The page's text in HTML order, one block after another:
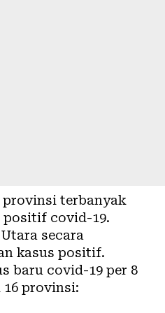
terbanyak
positif covid-19.
secara
kasus positif.
baru covid-19 per 8
provinsi: